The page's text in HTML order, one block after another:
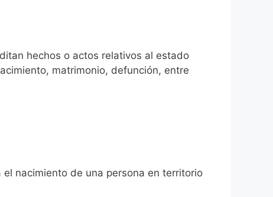
hechos o actos relativos al estado
matrimonio, defunción, entre
nacimiento de una persona en territorio